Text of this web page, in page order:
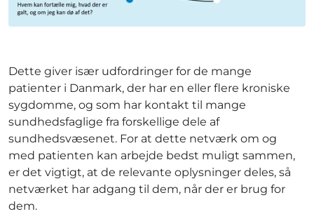
Dette giver især udfordringer for de mange
patienter i Danmark, der har en eller flere kroniske
sygdomme, og som har kontakt til mange
sundhedsfaglige fra forskellige dele af
sundhedsvæsenet. For at dette netværk om og
med patienten kan arbejde bedst muligt sammen,
er det vigtigt, at de relevante oplysninger deles, så
netværket har adgang til dem, når der er brug for
dem.